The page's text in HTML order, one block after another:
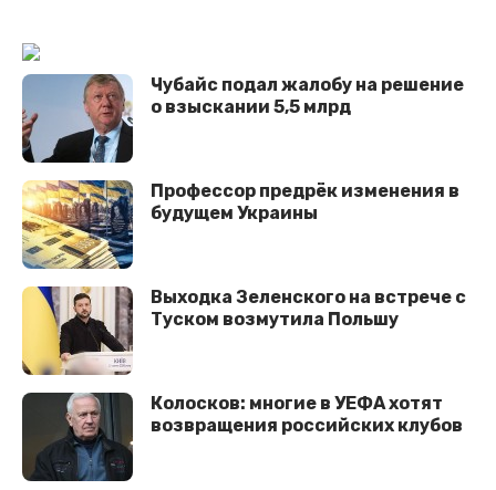
Чубайс подал жалобу на решение
о взыскании 5,5 млрд
Профессор предрёк изменения в
будущем Украины
Выходка Зеленского на встрече с
Туском возмутила Польшу
Колосков: многие в УЕФА хотят
возвращения российских клубов